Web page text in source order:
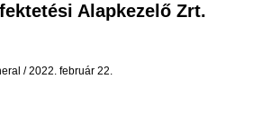
Alapkezelő Zrt.
2022. február 22.